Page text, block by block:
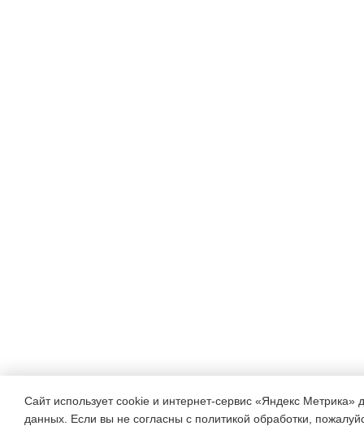
Сайт использует cookie и интернет-сервис «Яндекс Метрика»
данных. Если вы не согласны с политикой обработки,